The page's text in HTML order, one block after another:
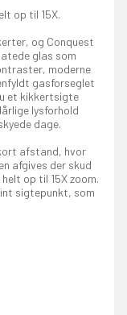
op til 15X.
og Conquest
glas som
moderne
gasforseglet
et kikkertsigte
lysforhold
dage.
afstand, hvor
afgives der skud
op til 15X zoom.
sigtepunkt, som